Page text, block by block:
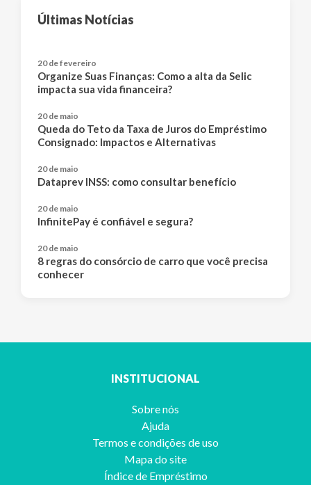
Últimas Notícias
20 de fevereiro
Organize Suas Finanças: Como a alta da Selic
impacta sua vida financeira?
20 de maio
Queda do Teto da Taxa de Juros do Empréstimo
Consignado: Impactos e Alternativas
20 de maio
Dataprev INSS: como consultar benefício
20 de maio
InfinitePay é confiável e segura?
20 de maio
8 regras do consórcio de carro que você precisa
conhecer
INSTITUCIONAL
Sobre nós
Ajuda
Termos e condições de uso
Mapa do site
Índice de Empréstimo